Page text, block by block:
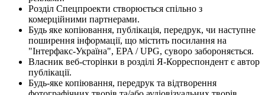
Розділ Спецпроекти створюється спільно з
комерційними партнерами.
Будь яке копіювання, публікація, передрук, чи наступне
поширення інформації, що містить посилання на
"Інтерфакс-Україна", EPA / UPG, суворо забороняється.
Власник веб-сторінки в розділі Я-Корреспондент є автор
публікації.
Будь-яке копіювання, передрук та відтворення